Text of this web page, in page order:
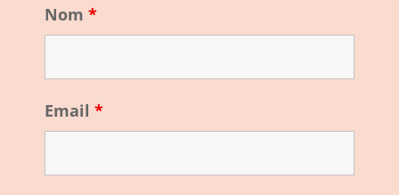
Nom *
Email *